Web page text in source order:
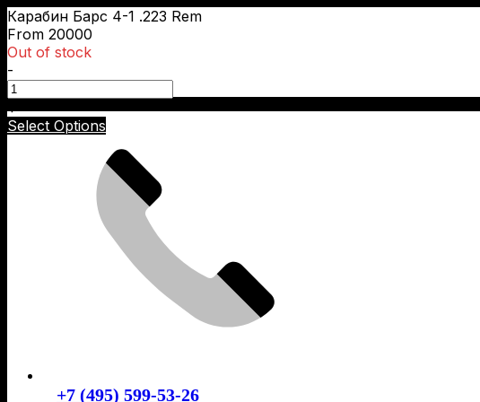
Карабин Барс 4-1 .223 Rem
From 20000
Out of stock
-
+
Select Options
to
+7 (495) 599-53-26